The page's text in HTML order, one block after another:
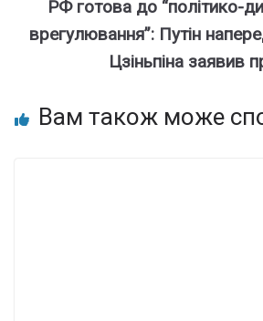
РФ готова до “політико-
врегулювання”: Путін
Цзіньпіна заявив
Вам також може